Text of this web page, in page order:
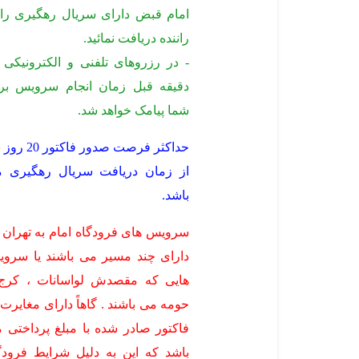
امام قبض دارای سریال رهگیری را
راننده دریافت نمائید.
دقیقه قبل زمان انجام سرویس
شما پیامک خواهد شد.
حداکثر فرصت صدور
از زمان دریافت سریال رهگیری
باشد.
سرویس های فرودگاه امام به
دارای چند مسیر می باشند یا
هایی که مقصدش لواسانات ،
حومه می باشند . گاهاً دارای مغایرت
فاکتور صادر شده با مبلغ
باشد که این به دلیل شرایط